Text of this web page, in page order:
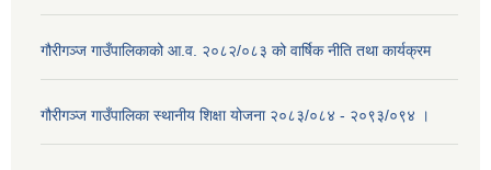
गौरीगञ्ज गाउँपालिकाको आ.व. २०८२/०८३ को वार्षिक नीति तथा कार्यक्रम
गौरीगञ्ज गाउँपालिका स्थानीय शिक्षा योजना २०८३/०८४ - २०९३/०९४ ।